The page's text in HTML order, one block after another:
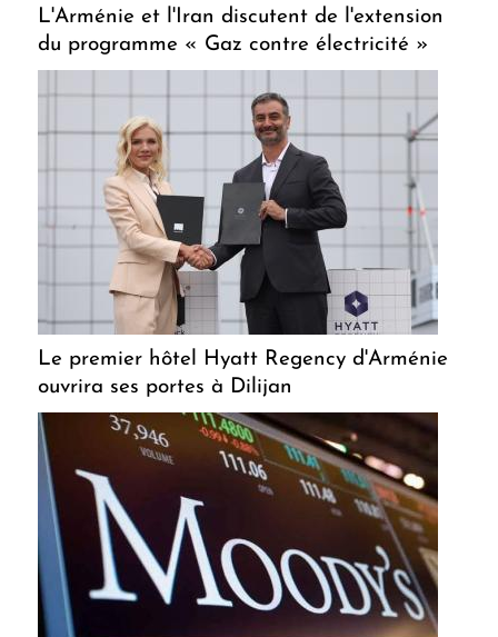
L'Arménie et l'Iran discutent de l'extension
du programme « Gaz contre électricité »
Le premier hôtel Hyatt Regency d'Arménie
ouvrira ses portes à Dilijan